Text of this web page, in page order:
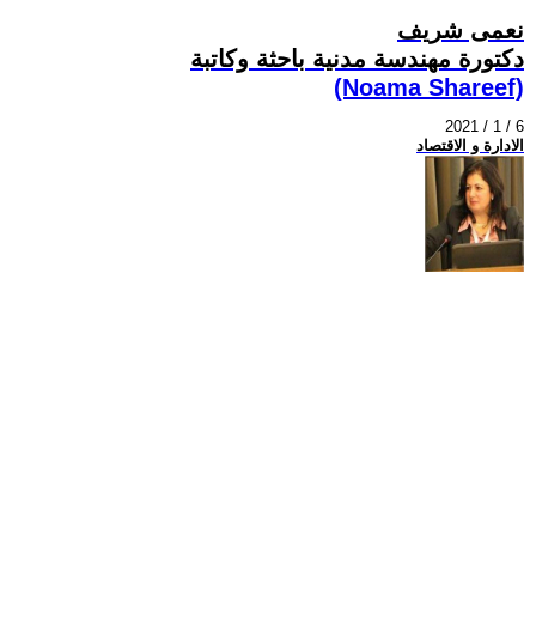
نعمى شريف
دكتورة مهندسة مدنية باحثة وكاتبة
(Noama Shareef)
2021 / 1 / 6
الادارة و الاقتصاد